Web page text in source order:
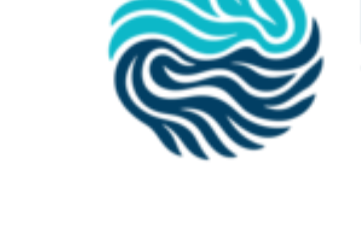
- Themenbereich der Scheinkräfte, Schwingungen,
Wellenphänomene, Dopplereffekt, Wellenoptik, Thermodynamik
- praktische Planung, Durchführung und Auswertung von
- Fokus auf den sicheren Umgang mit Messergebnissen und
wissenschaftlichen Methoden
- Entwicklung von Fähigkeiten zur Lösung technischer und
wissenschaftlicher Problemstellungen